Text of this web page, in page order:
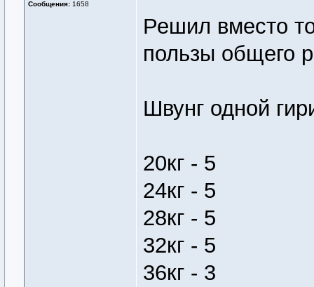
Сообщения: 1658
Решил вместо
пользы общего
Швунг одной
20кг - 5
24кг - 5
28кг - 5
32кг - 5
36кг - 3